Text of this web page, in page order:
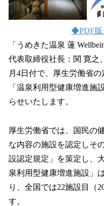
み
中
◆PDF版
「うめきた温泉 蓮
代表取締役社長：関 寛之
月4日付で、厚生労働省
「温泉利用型健康増進施
らせいたします。
厚生労働省では、国民の
な内容の施設を認定しそ
設認定規定」を策定し、
泉利用型健康増進施設」
り、全国では22施設目（
す。